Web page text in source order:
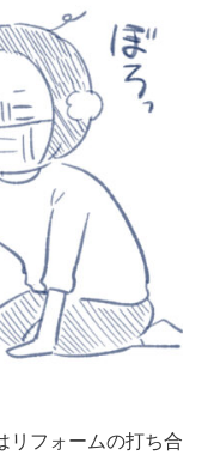
リフォームの打ち合